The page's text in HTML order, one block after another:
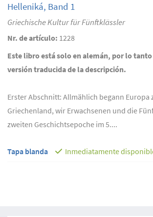
Helleniká, Band 1
Griechische Kultur für Fünftklässler
Nr. de artículo: 1228
Este libro está solo en alemán, por lo
versión traducida de la descripción.
Erster Abschnitt: Allmählich begann Europa
Griechenland, wir Erwachsenen und die
zweiten Geschichtsepoche im 5....
Tapa blanda Inmediatamente